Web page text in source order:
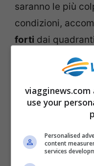
saranno le più
condizioni,
forti dai
contribuiranno a
ancora più gelida.
use your
Personalised
content
services